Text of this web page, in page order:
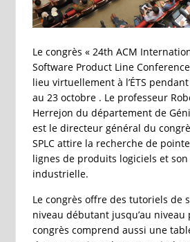
Le congrès « 24th ACM
Software Product Line Conference
lieu virtuellement à l’ÉTS
au 23 octobre . Le professeur
Herrejon du département de
est le directeur général du
SPLC attire la recherche de
lignes de produits logiciels et
industrielle.
Le congrès offre des tutoriels de
niveau débutant jusqu’au niveau
congrès comprend aussi une